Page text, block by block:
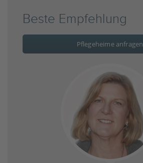
Beste Empfehlung
Pflegeheime anfragen